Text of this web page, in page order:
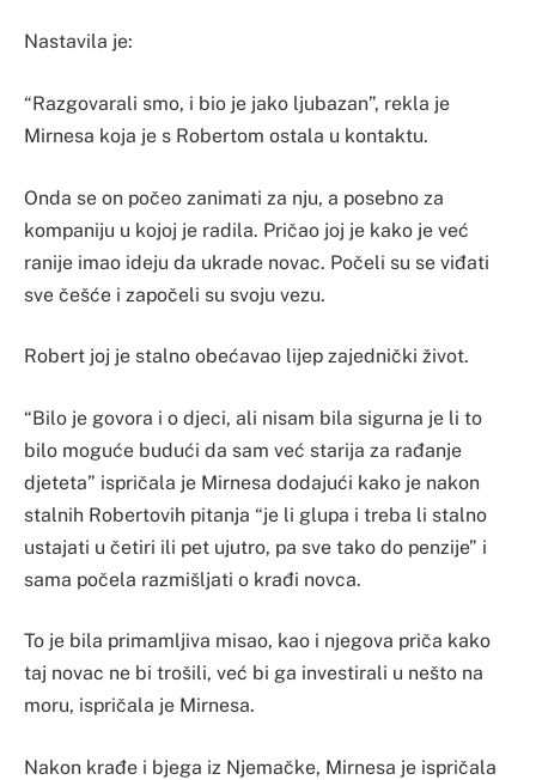
Nastavila je:
“Razgovarali smo, i bio je jako ljubazan”, rekla je
Mirnesa koja je s Robertom ostala u kontaktu.
Onda se on počeo zanimati za nju, a posebno za
kompaniju u kojoj je radila. Pričao joj je kako je već
ranije imao ideju da ukrade novac. Počeli su se viđati
sve češće i započeli su svoju vezu.
Robert joj je stalno obećavao lijep zajednički život.
“Bilo je govora i o djeci, ali nisam bila sigurna je li to
bilo moguće budući da sam već starija za rađanje
djeteta” ispričala je Mirnesa dodajući kako je nakon
stalnih Robertovih pitanja “je li glupa i treba li stalno
ustajati u četiri ili pet ujutro, pa sve tako do penzije” i
sama počela razmišljati o krađi novca.
To je bila primamljiva misao, kao i njegova priča kako
taj novac ne bi trošili, već bi ga investirali u nešto na
moru, ispričala je Mirnesa.
Nakon krađe i bjega iz Njemačke, Mirnesa je ispričala